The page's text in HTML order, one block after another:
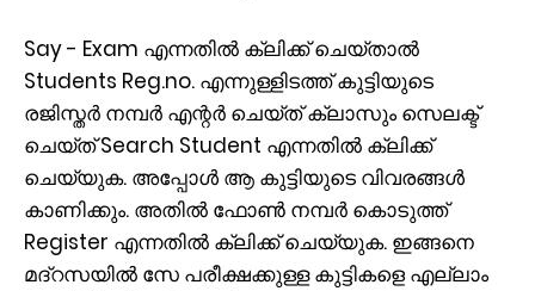
Say - Exam എന്നതില്‍ ക്ലിക്ക് ചെയ്താല്‍
Students Reg.no. എന്നുള്ളിടത്ത് കുട്ടിയുടെ
രജിസ്തര്‍ നമ്പര്‍ എന്റര്‍ ചെയ്ത് ക്ലാസും സെലക്ട്
ചെയ്ത് Search Student എന്നതില്‍ ക്ലിക്ക്
ചെയ്യുക. അപ്പോള്‍ ആ കുട്ടിയുടെ വിവരങ്ങള്‍
കാണിക്കും. അതില്‍ ഫോണ്‍ നമ്പര്‍ കൊടുത്ത്
Register എന്നതില്‍ ക്ലിക്ക് ചെയ്യുക. ഇങ്ങനെ
മദ്‌റസയില്‍ സേ പരീക്ഷക്കുള്ള കുട്ടികളെ എല്ലാം